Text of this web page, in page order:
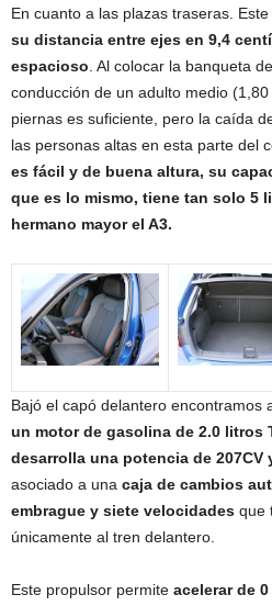
En cuanto a las plazas traseras.
su distancia entre ejes en 9,4
espacioso. Al colocar la banqueta
conducción de un adulto medio
piernas es suficiente, pero la caída
las personas altas en esta parte del
es fácil y de buena altura, su
que es lo mismo, tiene tan solo 5
hermano mayor el A3.
Bajó el capó delantero encontramos
un motor de gasolina de 2.0 litros
desarrolla una potencia de 207CV
asociado a una caja de cambios
embrague y siete velocidades que
únicamente al tren delantero.
Este propulsor permite acelerar de